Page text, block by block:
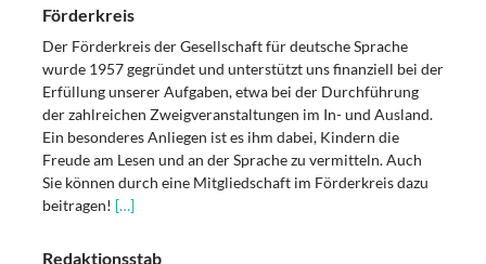
Förderkreis
Der Förderkreis der Gesellschaft für deutsche Sprache
wurde 1957 gegründet und unterstützt uns finanziell bei der
Erfüllung unserer Aufgaben, etwa bei der Durchführung
der zahlreichen Zweigveranstaltungen im In- und Ausland.
Ein besonderes Anliegen ist es ihm dabei, Kindern die
Freude am Lesen und an der Sprache zu vermitteln. Auch
Sie können durch eine Mitgliedschaft im Förderkreis dazu
beitragen! […]
Redaktionsstab